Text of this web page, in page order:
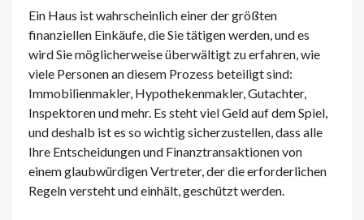
Ein Haus ist wahrscheinlich einer der größten
finanziellen Einkäufe, die Sie tätigen werden, und es
wird Sie möglicherweise überwältigt zu erfahren, wie
viele Personen an diesem Prozess beteiligt sind:
Immobilienmakler, Hypothekenmakler, Gutachter,
Inspektoren und mehr. Es steht viel Geld auf dem Spiel,
und deshalb ist es so wichtig sicherzustellen, dass alle
Ihre Entscheidungen und Finanztransaktionen von
einem glaubwürdigen Vertreter, der die erforderlichen
Regeln versteht und einhält, geschützt werden.